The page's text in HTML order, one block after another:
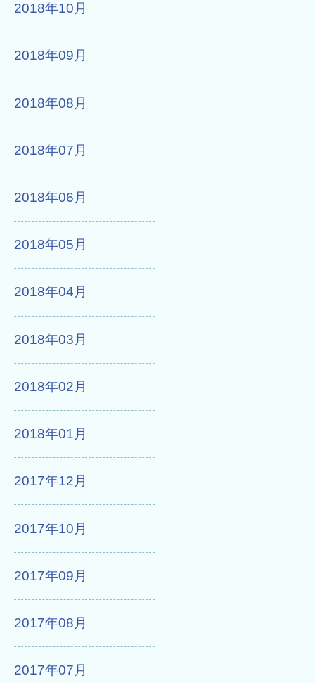
2018年10月
2018年09月
2018年08月
2018年07月
2018年06月
2018年05月
2018年04月
2018年03月
2018年02月
2018年01月
2017年12月
2017年10月
2017年09月
2017年08月
2017年07月